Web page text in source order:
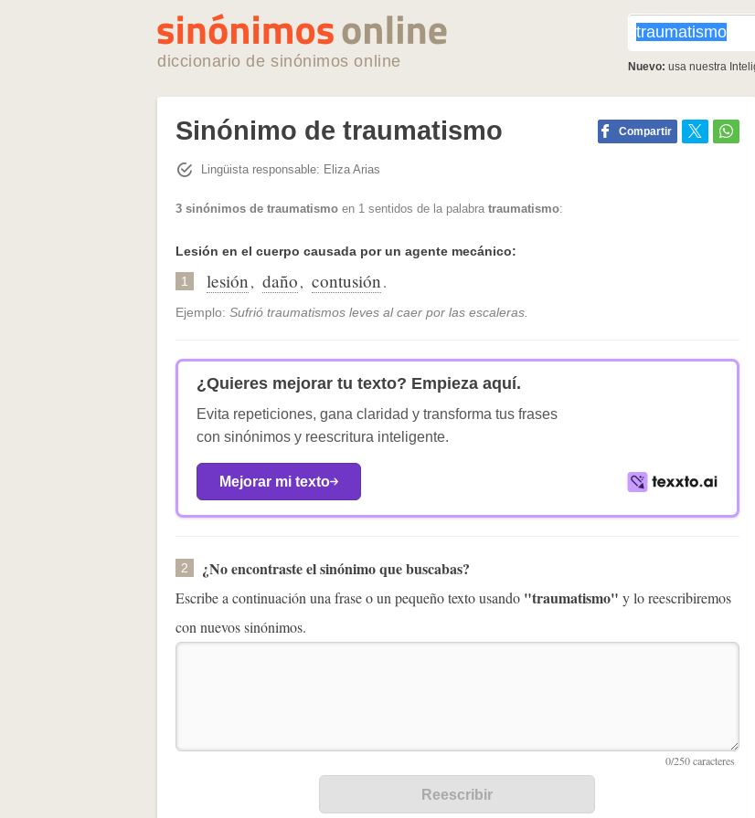
diccionario de sinónimos online Nuevo: usa nuestra
Sinónimo de traumatismo Compartir
Lingüista responsable: Eliza Arias
3 sinónimos de traumatismo en 1 sentidos de la palabra traumatismo:
Lesión en el cuerpo causada por un agente mecánico:
1 lesión, daño, contusión.
Ejemplo: Sufrió traumatismos leves al caer por las escaleras.
¿Quieres mejorar tu texto? Empieza aquí.
Evita repeticiones, gana claridad y transforma tus frases
con sinónimos y reescritura inteligente.
Mejorar mi texto
2 ¿No encontraste el sinónimo que buscabas?
Escribe a continuación una frase o un pequeño texto usando "traumatismo" y lo reescribiremos
con nuevos sinónimos.